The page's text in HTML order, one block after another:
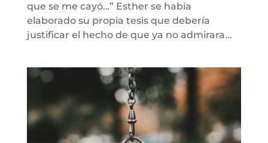
que se me cayó…” Esther se había
elaborado su propia tesis que debería
justificar el hecho de que ya no admirara...